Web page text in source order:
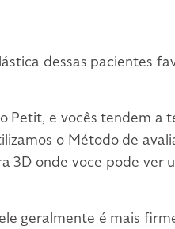
dessas pacientes
Petit, e vocês tendem a
o Método de
3D onde voce pode
geralmente é mais